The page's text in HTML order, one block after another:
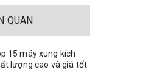
QUAN
15 máy xung kích
lượng cao và giá tốt